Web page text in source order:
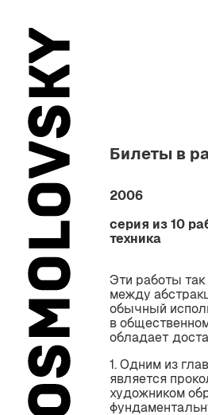
Билеты в
2006
серия из 10
техника
Эти работы
между
обычный
в
обладает
1. Одним из
является
художником